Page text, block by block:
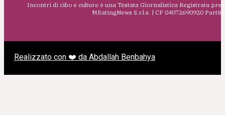
Incontri di cibo e culture è una Testata Giornalistica Registrata
MEatingNews S.r.l.s. | CF 04072690920
Realizzato con ❤️ da Abdallah Benbahya